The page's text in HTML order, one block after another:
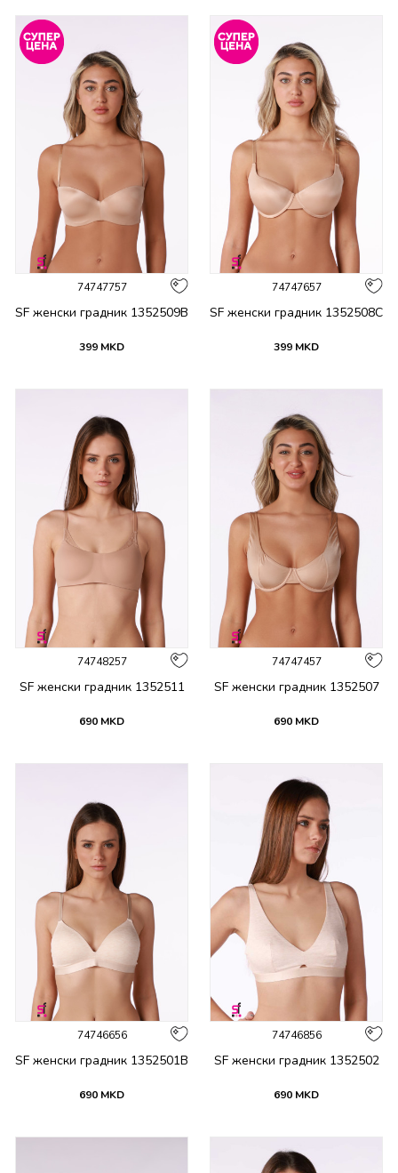
74747757
SF женски градник 1352509B
399 MKD
74747657
SF женски градник 1352508C
399 MKD
74748257
SF женски градник 1352511
690 MKD
74747457
SF женски градник 1352507
690 MKD
74746656
SF женски градник 1352501B
690 MKD
74746856
SF женски градник 1352502
690 MKD